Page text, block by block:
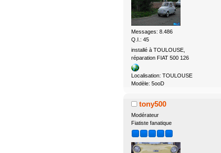
Messages: 8.486
Q.I.: 45
installé à TOULOUSE,
réparation FIAT 500 126
Localisation: TOULOUSE
Modèle: 5ooD
tony500
Modérateur
Fiatiste fanatique